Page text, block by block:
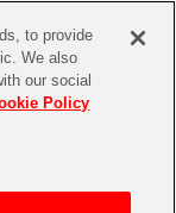
EVENT
to provide
We also
our social
Policy